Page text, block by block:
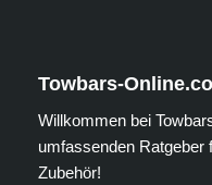
Towbars-
Willkommen bei
umfassenden Ratgeber
Zubehör!